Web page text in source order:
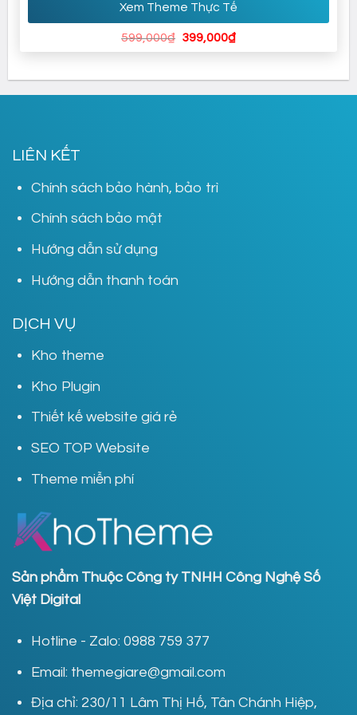
Xem Theme Thực Tế
599,000₫ Giá
399,000₫Giá
399,000₫.
LIÊN KẾT
Chính sách bảo hành, bảo trì
Chính sách bảo mật
Hướng dẫn sử dụng
Hướng dẫn thanh toán
DỊCH VỤ
Kho theme
Kho Plugin
Thiết kế website giá rẻ
SEO TOP Website
Theme miễn phí
Sản phẩm Thuộc Công ty TNHH Công Nghệ Số
Việt Digital
Hotline - Zalo: 0988 759 377
Email: themegiare@gmail.com
Địa chỉ: 230/11 Lâm Thị Hố, Tân Chánh Hiệp,